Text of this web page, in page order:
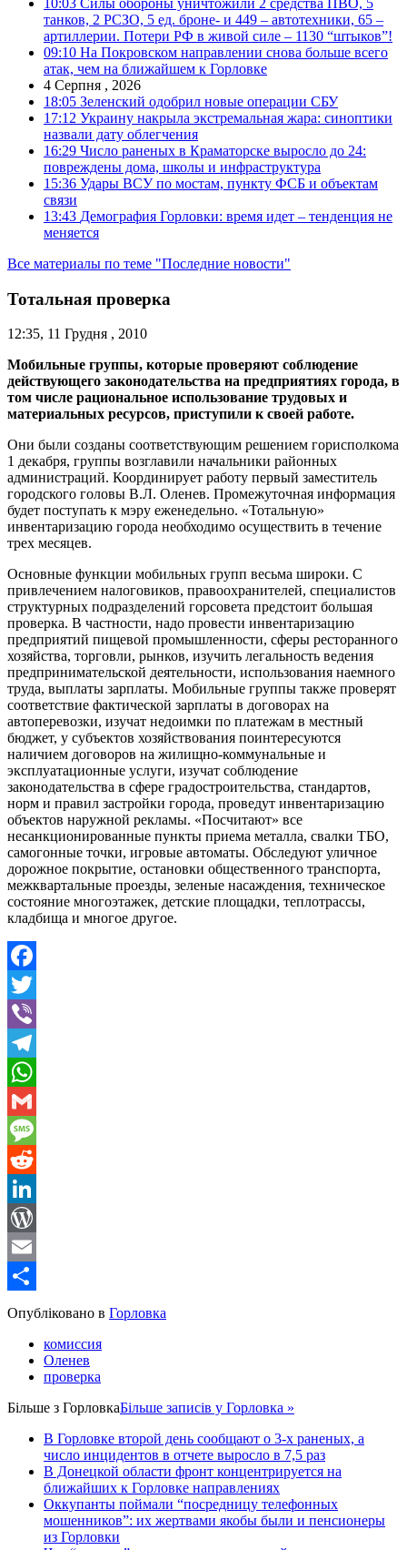
танков, 2 РСЗО, 5 ед. броне- и 449 – автотехники, 65 –
артиллерии. Потери РФ в живой силе – 1130 “штыков”!
09:10 На Покровском направлении снова больше всего
атак, чем на ближайшем к Горловке
4 Серпня , 2026
18:05 Зеленский одобрил новые операции СБУ
17:12 Украину накрыла экстремальная жара: синоптики
назвали дату облегчения
16:29 Число раненых в Краматорске выросло до 24:
повреждены дома, школы и инфраструктура
15:36 Удары ВСУ по мостам, пункту ФСБ и объектам
связи
13:43 Демография Горловки: время идет – тенденция не
меняется
Все материалы по теме "Последние новости"
Тотальная проверка
12:35, 11 Грудня , 2010
Мобильные группы, которые проверяют соблюдение
действующего законодательства на предприятиях города, в
том числе рациональное использование трудовых и
материальных ресурсов, приступили к своей работе.
Они были созданы соответствующим решением горисполкома
1 декабря, группы возглавили начальники районных
администраций. Координирует работу первый заместитель
городского головы В.Л. Оленев. Промежуточная информация
будет поступать к мэру еженедельно. «Тотальную»
инвентаризацию города необходимо осуществить в течение
трех месяцев.
Основные функции мобильных групп весьма широки. С
привлечением налоговиков, правоохранителей, специалистов
структурных подразделений горсовета предстоит большая
проверка. В частности, надо провести инвентаризацию
предприятий пищевой промышленности, сферы ресторанного
хозяйства, торговли, рынков, изучить легальность ведения
предпринимательской деятельности, использования наемного
труда, выплаты зарплаты. Мобильные группы также проверят
соответствие фактической зарплаты в договорах на
автоперевозки, изучат недоимки по платежам в местный
бюджет, у субъектов хозяйствования поинтересуются
наличием договоров на жилищно-коммунальные и
эксплуатационные услуги, изучат соблюдение
законодательства в сфере градостроительства, стандартов,
норм и правил застройки города, проведут инвентаризацию
объектов наружной рекламы. «Посчитают» все
несанкционированные пункты приема металла, свалки ТБО,
самогонные точки, игровые автоматы. Обследуют уличное
дорожное покрытие, остановки общественного транспорта,
межквартальные проезды, зеленые насаждения, техническое
состояние многоэтажек, детские площадки, теплотрассы,
кладбища и многое другое.
Facebook
Twitter
Viber
Telegram
WhatsApp
Gmail
Message
Reddit
LinkedIn
WordPress
Email
Share
Опубліковано в Горловка
комиссия
Оленев
проверка
Більше з ГорловкаБільше записів у Горловка »
В Горловке второй день сообщают о 3-х раненых, а
число инцидентов в отчете выросло в 7,5 раз
В Донецкой области фронт концентрируется на
ближайших к Горловке направлениях
Оккупанты поймали “посредницу телефонных
мошенников”: их жертвами якобы были и пенсионеры
из Горловки